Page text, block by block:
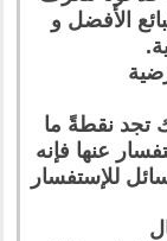
الأفضل و
تجد نقطةً ما
عنها فإنه
للإستفسار